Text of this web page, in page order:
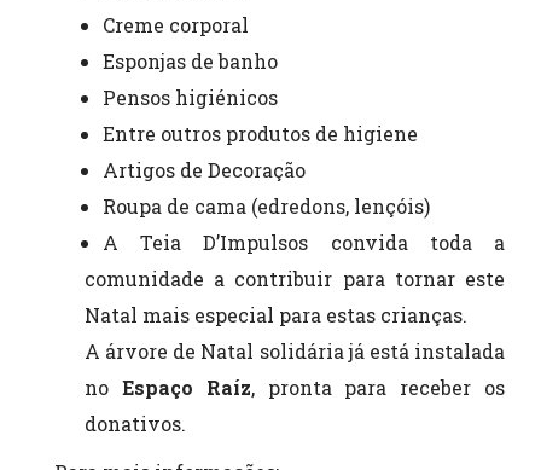
Creme corporal
Esponjas de banho
Pensos higiénicos
Entre outros produtos de higiene
Artigos de Decoração
Roupa de cama (edredons, lençóis)
A Teia D’Impulsos convida toda a
comunidade a contribuir para tornar este
Natal mais especial para estas crianças.
A árvore de Natal solidária já está instalada
no Espaço Raíz, pronta para receber os
donativos.